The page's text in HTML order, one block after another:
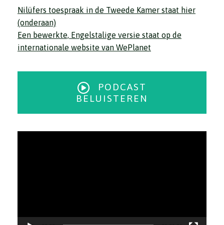
Nilüfers toespraak in de Tweede Kamer staat hier
(onderaan)
Een bewerkte, Engelstalige versie staat op de
internationale website van WePlanet
PODCAST
BELUISTEREN